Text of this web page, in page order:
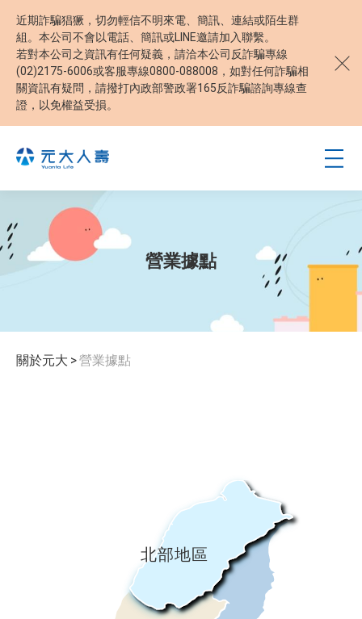
近期詐騙猖獗，切勿輕信不明來電、簡訊、連結或陌生群
組。本公司不會以電話、簡訊或LINE邀請加入聯繫。
若對本公司之資訊有任何疑義，請洽本公司反詐騙專線
(02)2175-6006或客服專線0800-088008，如對任何詐騙相
關資訊有疑問，請撥打內政部警政署165反詐騙諮詢專線查
證，以免權益受損。
營業據點
關於元大 >營業據點
北部地區